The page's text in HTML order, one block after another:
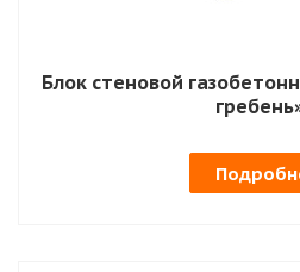
Блок стеновой